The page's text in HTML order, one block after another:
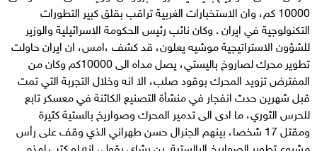
10000 كم، وان الاستخبارات الغربية تراقب بقلق كبير التطورات
التكنولوجية في ايران . وكان نائب رئيس الحكومة الاسرائيلية والوزير
للشؤون الاستراتيجية موشيه يعلون، قد كشف ،امس، ان ايران حاولت
تطوير محرك لصاروخ باليستي، يصل مداه الى 10000كم وكان من
المفترض تزويد المحرك بوقود صلب، الا انه وخلال التجربة التي تمت
قبل شهرين حدث انفجار في منشأة التصنيع الكائنة في معسكر تابع
للحرس الثوري، ما ادى الى تدمير المحرك وصواريخ بالستية كثيرة
ومقتل 17 شخصا، بينهم الجنرال حسن طهراني الذي وقف على رأس
مشروع تطوير الصواريخ البالستية. بن يشاي يقول، انه لو كتب لهذه